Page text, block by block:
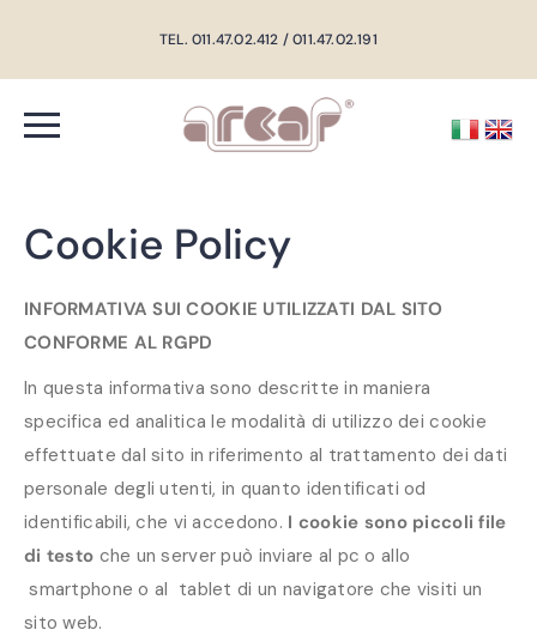
TEL. 011.47.02.412 / 011.47.02.191
Cookie Policy
INFORMATIVA SUI COOKIE UTILIZZATI DAL SITO
CONFORME AL RGPD
In questa informativa sono descritte in maniera
specifica ed analitica le modalità di utilizzo dei cookie
effettuate dal sito in riferimento al trattamento dei dati
personale degli utenti, in quanto identificati od
identificabili, che vi accedono. I cookie sono piccoli file
di testo che un server può inviare al pc o allo
smartphone o al tablet di un navigatore che visiti un
sito web.